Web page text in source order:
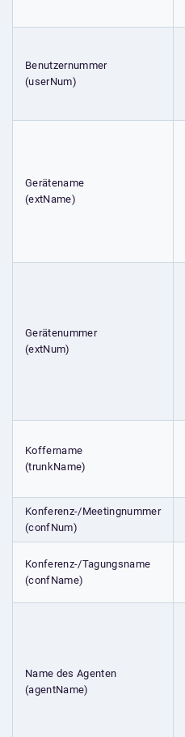
Benutzernummer
(userNum)
Gerätename
(extName)
Gerätenummer
(extNum)
Koffername
(trunkName)
Konferenz-/Meetingnummer
(confNum)
Konferenz-/Tagungsname
(confName)
Name des Agenten
(agentName)